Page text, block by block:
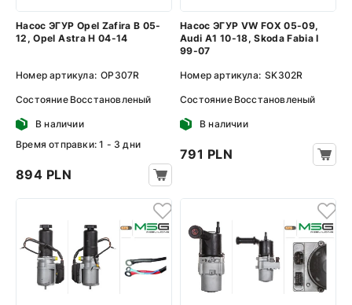
Насос ЭГУР Opel Zafira B 05-
12, Opel Astra H 04-14
Номер артикула: OP307R
Состояние Восстановленый
В наличии
Время отправки: 1 - 3 дни
894 PLN
Насос ЭГУР VW FOX 05-09,
Audi A1 10-18, Skoda Fabia I
99-07
Номер артикула: SK302R
Состояние Восстановленый
В наличии
791 PLN